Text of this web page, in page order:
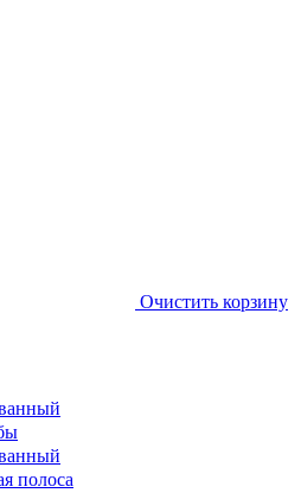
Очистить корзину
полоса